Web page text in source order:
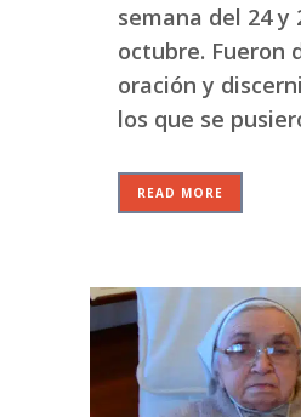
semana del 24 y
octubre. Fueron
oración y
los que se
READ MORE